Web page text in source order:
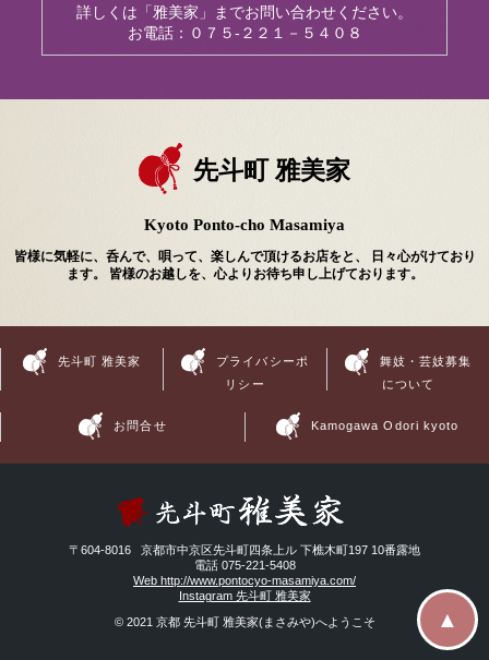
詳しくは「雅美家」までお問い合わせください。
お電話：０７５-２２１－５４０８
先斗町 雅美家
Kyoto Ponto-cho Masamiya
皆様に気軽に、呑んで、唄って、楽しんで頂けるお店をと、 日々心がけており
ます。 皆様のお越しを、心よりお待ち申し上げております。
先斗町 雅美家
プライバシーポ
リシー
舞妓・芸妓募集
について
お問合せ Kamogawa Odori kyoto
〒604-8016 京都市中京区先斗町四条上ル 下樵木町197 10番露地
電話 075-221-5408
Web http://www.pontocyo-masamiya.com/
Instagram 先斗町 雅美家
© 2021 京都 先斗町 雅美家(まさみや)へようこそ
▲